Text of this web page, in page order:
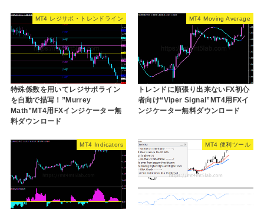
MT4 レジサポ・トレンドライン
特殊係数を用いてレジサポライン
を自動で描写！”Murrey
Math”MT4用FXインジケーター無
料ダウンロード
MT4 Moving Average
トレンドに順張り出来ないFX初心
者向け“Viper Signal”MT4用FXイ
ンジケーター無料ダウンロード
MT4 Indicators MT4 便利ツール